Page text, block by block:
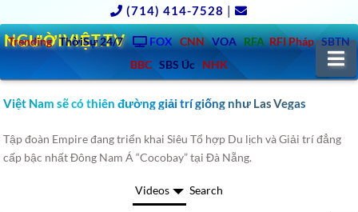
(714) 414-7528 |
Trending ThờiSự 24/7 FOX CNN VOA RFA RFI Pháp SBTN
BBC SBS Úc NHK
NGƯỜIVIỆT.TV
Việt Nam sẽ có thiên đường giải trí giống như Las Vegas
Tập đoàn Empire đang triển khai Siêu Tổ hợp Du lịch và Giải trí đẳng
cấp bậc nhất Đông Nam Á “Cocobay” tại Đà Nẵng.
Videos Search